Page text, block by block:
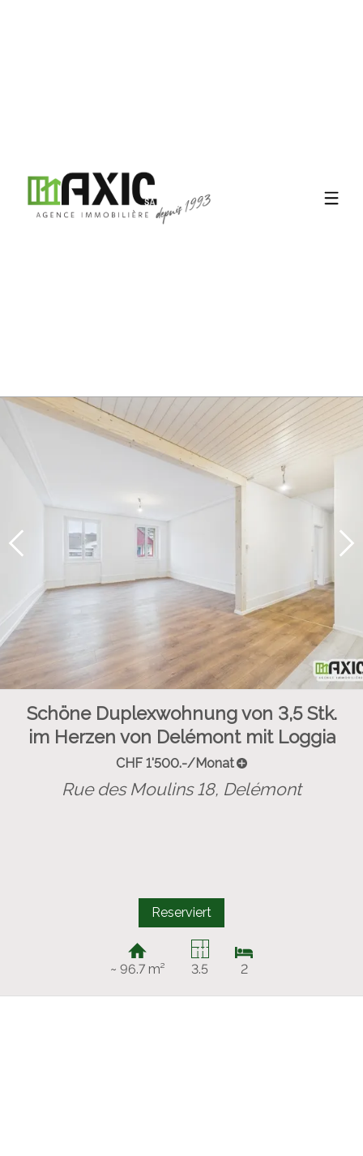
Schöne Duplexwohnung von 3,5 Stk.
im Herzen von Delémont mit Loggia
CHF 1'500.-/Monat
Rue des Moulins 18, Delémont
Reserviert
~ 96.7 m² 3.5 2